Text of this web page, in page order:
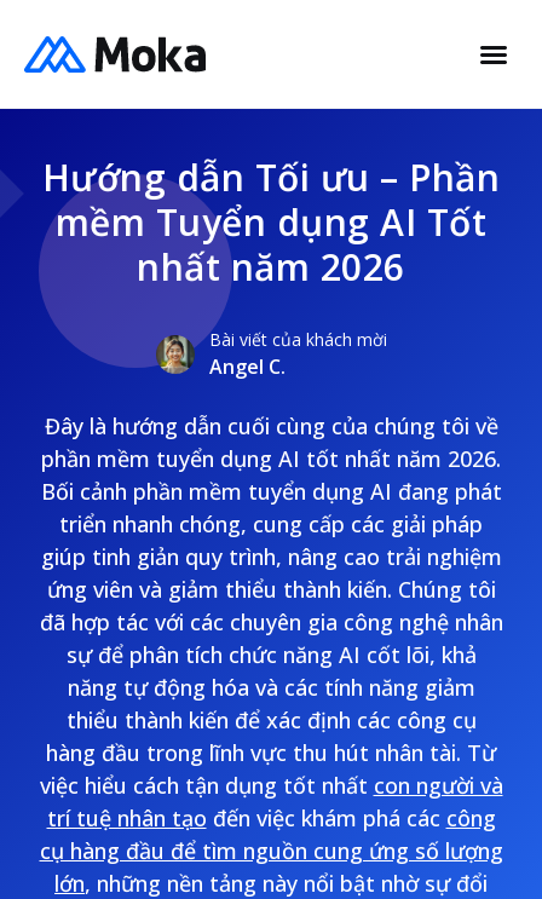
Hướng dẫn Tối ưu – Phần
mềm Tuyển dụng AI Tốt
nhất năm 2026
Bài viết của khách mời
Angel C.
Đây là hướng dẫn cuối cùng của chúng tôi về
phần mềm tuyển dụng AI tốt nhất năm 2026.
Bối cảnh phần mềm tuyển dụng AI đang phát
triển nhanh chóng, cung cấp các giải pháp
giúp tinh giản quy trình, nâng cao trải nghiệm
ứng viên và giảm thiểu thành kiến. Chúng tôi
đã hợp tác với các chuyên gia công nghệ nhân
sự để phân tích chức năng AI cốt lõi, khả
năng tự động hóa và các tính năng giảm
thiểu thành kiến để xác định các công cụ
hàng đầu trong lĩnh vực thu hút nhân tài. Từ
việc hiểu cách tận dụng tốt nhất con người và
trí tuệ nhân tạo đến việc khám phá các công
cụ hàng đầu để tìm nguồn cung ứng số lượng
lớn, những nền tảng này nổi bật nhờ sự đổi